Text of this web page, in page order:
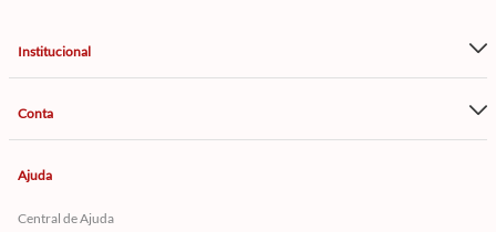
Institucional
Conta
Ajuda
Central de Ajuda